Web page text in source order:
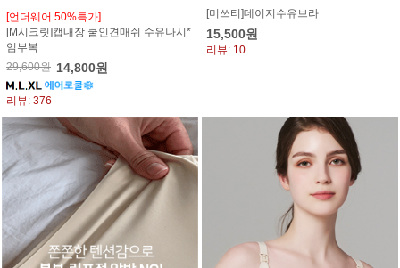
[언더웨어 50%특가]
[M시크릿]캡내장 쿨인견매쉬 수유나시*
임부복
29,600원 14,800원
리뷰: 376
[미쓰티]데이지수유브라
15,500원
리뷰: 10